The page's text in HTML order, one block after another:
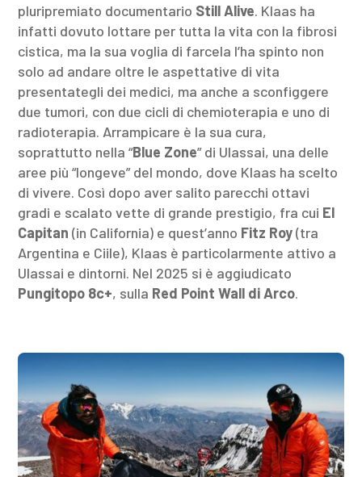
pluripremiato documentario Still Alive. Klaas ha
infatti dovuto lottare per tutta la vita con la fibrosi
cistica, ma la sua voglia di farcela l’ha spinto non
solo ad andare oltre le aspettative di vita
presentategli dei medici, ma anche a sconfiggere
due tumori, con due cicli di chemioterapia e uno di
radioterapia. Arrampicare è la sua cura,
soprattutto nella “Blue Zone” di Ulassai, una delle
aree più “longeve” del mondo, dove Klaas ha scelto
di vivere. Così dopo aver salito parecchi ottavi
gradi e scalato vette di grande prestigio, fra cui El
Capitan (in California) e quest’anno Fitz Roy(tra
Argentina e Ciile), Klaas è particolarmente attivo a
Ulassai e dintorni. Nel 2025 si è aggiudicato
Pungitopo 8c+, sulla Red Point Wall di Arco.